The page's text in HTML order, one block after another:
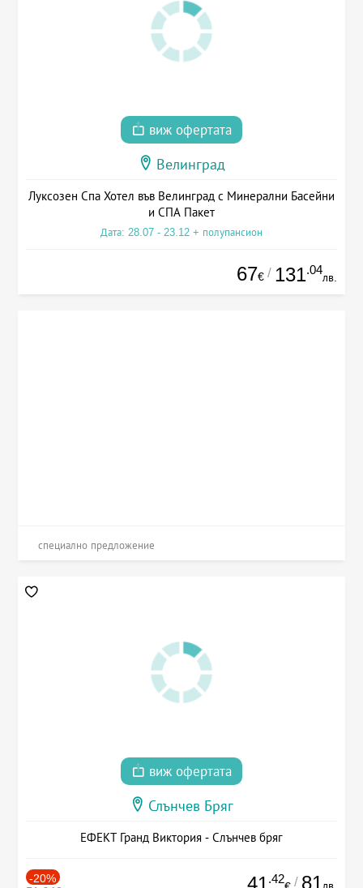
виж офертата
Велинград
Луксозен Спа Хотел във Велинград с Минерални Басейни
и СПА Пакет
Дата: 28.07 - 23.12 + полупансион
67€ / 131.04
лв.
специално предложение
виж офертата
Слънчев Бряг
ЕФЕКТ Гранд Виктория - Слънчев бряг
-20% 41 .42 / 81